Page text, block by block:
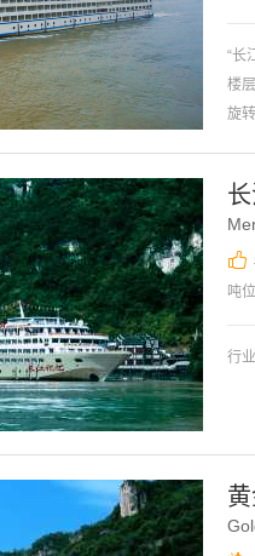
“长
楼
旋
吨位
行